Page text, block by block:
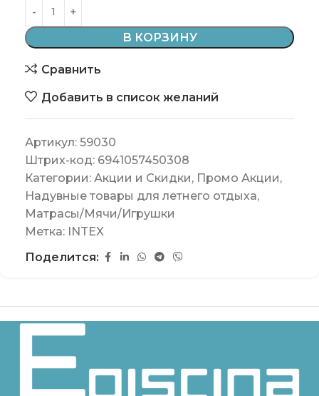
В КОРЗИНУ
Сравнить
Добавить в список желаний
Артикул: 59030
Штрих-код: 6941057450308
Категории: Акции и Скидки, Промо Акции,
Надувные товары для летнего отдыха,
Матрасы/Мячи/Игрушки
Метка:
INTEX
Поделится: